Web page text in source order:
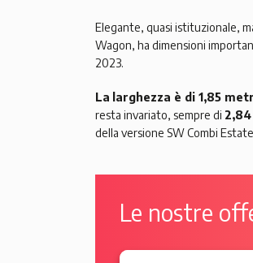
Elegante, quasi istituzionale,
Wagon, ha dimensioni
2023.
La larghezza è di 1,85
resta invariato, sempre di
della versione SW Combi
Le nostre